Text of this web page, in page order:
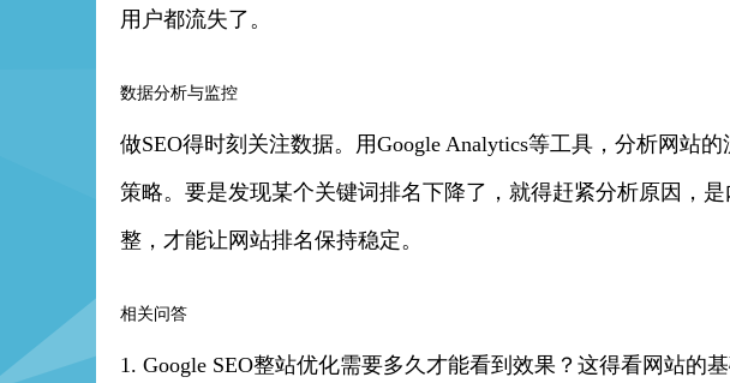
用户都流失了。
数据分析与监控
做SEO得时刻关注数据。用Google Analytics等工具，分析网站
策略。要是发现某个关键词排名下降了，就得赶紧分析原因，
整，才能让网站排名保持稳定。
相关问答
1. Google SEO整站优化需要多久才能看到效果？这得看网站的